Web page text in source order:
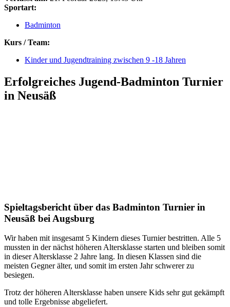
Sportart:
Badminton
Kurs / Team:
Kinder und Jugendtraining zwischen 9 -18 Jahren
Erfolgreiches Jugend-Badminton Turnier
in Neusäß
Spieltagsbericht über das Badminton Turnier in
Neusäß bei Augsburg
Wir haben mit insgesamt 5 Kindern dieses Turnier bestritten. Alle 5
mussten in der nächst höheren Altersklasse starten und bleiben somit
in dieser Altersklasse 2 Jahre lang. In diesen Klassen sind die
meisten Gegner älter, und somit im ersten Jahr schwerer zu
besiegen.
Trotz der höheren Altersklasse haben unsere Kids sehr gut gekämpft
und tolle Ergebnisse abgeliefert.